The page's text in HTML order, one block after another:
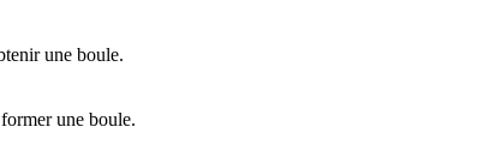
une boule.
une boule.